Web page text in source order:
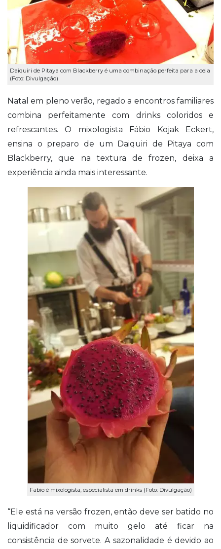
Daiquiri de Pitaya com Blackberry é uma combinação perfeita para a ceia
(Foto: Divulgação)
Natal em pleno verão, regado a encontros familiares
combina perfeitamente com drinks coloridos e
refrescantes. O mixologista Fábio Kojak Eckert,
ensina o preparo de um Daiquiri de Pitaya com
Blackberry, que na textura de frozen, deixa a
experiência ainda mais interessante.
Fabio é mixologista, especialista em drinks (Foto: Divulgação)
“Ele está na versão frozen, então deve ser batido no
liquidificador com muito gelo até ficar na
consistência de sorvete. A sazonalidade é devido ao